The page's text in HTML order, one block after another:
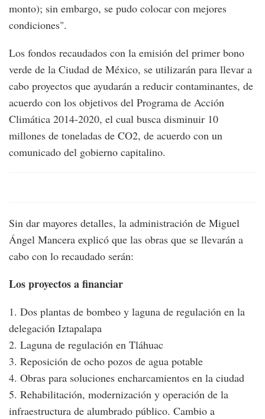
monto); sin embargo, se pudo colocar con mejores
condiciones".
Los fondos recaudados con la emisión del primer bono
verde de la Ciudad de México, se utilizarán para llevar a
cabo proyectos que ayudarán a reducir contaminantes, de
acuerdo con los objetivos del Programa de Acción
Climática 2014-2020, el cual busca disminuir 10
millones de toneladas de CO2, de acuerdo con un
comunicado del gobierno capitalino.
Sin dar mayores detalles, la administración de Miguel
Ángel Mancera explicó que las obras que se llevarán a
cabo con lo recaudado serán:
Los proyectos a financiar
1. Dos plantas de bombeo y laguna de regulación en la
delegación Iztapalapa
2. Laguna de regulación en Tláhuac
3. Reposición de ocho pozos de agua potable
4. Obras para soluciones encharcamientos en la ciudad
5. Rehabilitación, modernización y operación de la
infraestructura de alumbrado público. Cambio a